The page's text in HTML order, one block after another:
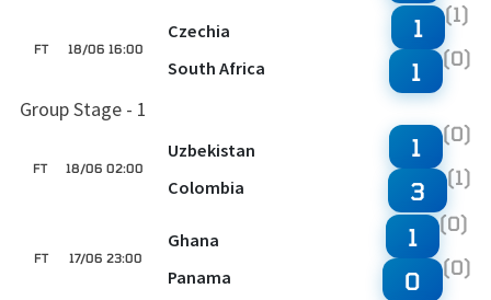
18/06 16:00
FT
Czechia
South Africa
1 (1)
1 (0)
Group Stage - 1
18/06 02:00
FT
Uzbekistan
Colombia
1 (0)
3 (1)
17/06 23:00
FT
Ghana
Panama
1 (0)
0 (0)